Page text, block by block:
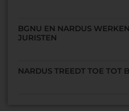
BGNU EN NARDUS
JURISTEN
NARDUS TREEDT TOE TOT